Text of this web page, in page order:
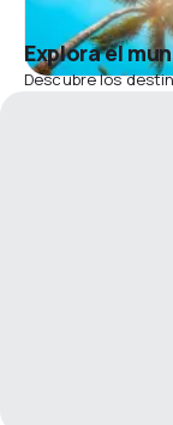
Explora el
Descubre los